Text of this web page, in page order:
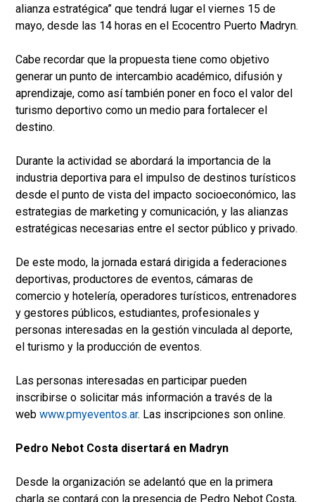
alianza estratégica” que tendrá lugar el viernes 15 de
mayo, desde las 14 horas en el Ecocentro Puerto Madryn.
Cabe recordar que la propuesta tiene como objetivo
generar un punto de intercambio académico, difusión y
aprendizaje, como así también poner en foco el valor del
turismo deportivo como un medio para fortalecer el
destino.
Durante la actividad se abordará la importancia de la
industria deportiva para el impulso de destinos turísticos
desde el punto de vista del impacto socioeconómico, las
estrategias de marketing y comunicación, y las alianzas
estratégicas necesarias entre el sector público y privado.
De este modo, la jornada estará dirigida a federaciones
deportivas, productores de eventos, cámaras de
comercio y hotelería, operadores turísticos, entrenadores
y gestores públicos, estudiantes, profesionales y
personas interesadas en la gestión vinculada al deporte,
el turismo y la producción de eventos.
Las personas interesadas en participar pueden
inscribirse o solicitar más información a través de la
web www.pmyeventos.ar. Las inscripciones son online.
Pedro Nebot Costa disertará en Madryn
Desde la organización se adelantó que en la primera
charla se contará con la presencia de Pedro Nebot Costa,